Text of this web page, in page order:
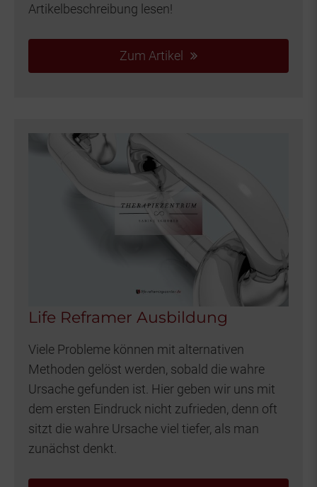
Artikelbeschreibung lesen!
Zum Artikel
Life Reframer Ausbildung
Viele Probleme können mit alternativen
Methoden gelöst werden, sobald die wahre
Ursache gefunden ist. Hier geben wir uns mit
dem ersten Eindruck nicht zufrieden, denn oft
sitzt die wahre Ursache viel tiefer, als man
zunächst denkt.